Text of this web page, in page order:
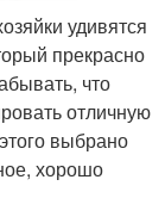
удивятся
прекрасно
что
отличную
выбрано
хорошо